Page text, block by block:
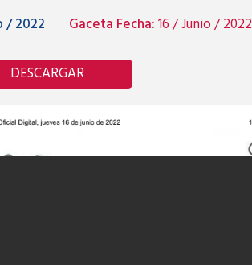
/ 2022
Gaceta Fecha:16 / Junio / 2022
DESCARGAR